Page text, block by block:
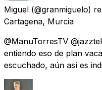
Miguel (@granmiguelo)
Cartagena, Murcia
@ManuTorresTV
entiendo eso de plan
escuchado, aún así es